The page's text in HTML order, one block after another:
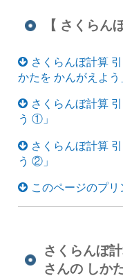
【 さくらん
さくらんぼ計算
かたを かんがえよう
さくらんぼ計算
う ①」
さくらんぼ計算
う ②」
このページのプ
さくらんぼ
さんの しか